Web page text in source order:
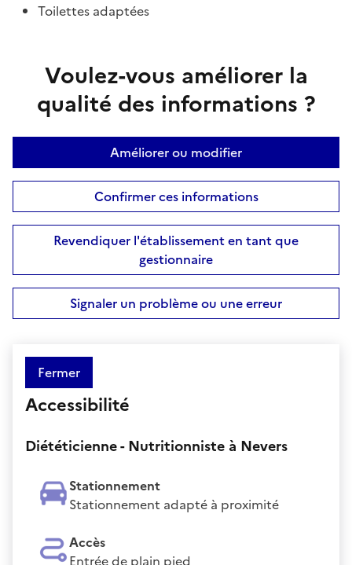
Toilettes adaptées
Voulez-vous améliorer la
qualité des informations ?
Améliorer ou modifier
Confirmer ces informations
Revendiquer l'établissement en tant que
gestionnaire
Signaler un problème ou une erreur
Fermer
Accessibilité
Diététicienne - Nutritionniste à Nevers
Stationnement
Stationnement adapté à proximité
Accès
Entrée de plain pied